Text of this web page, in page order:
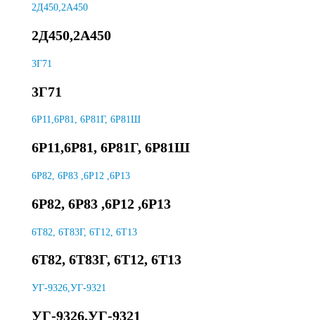
2Д450,2А450
2Д450,2А450
3Г71
3Г71
6Р11,6Р81, 6Р81Г, 6Р81Ш
6Р11,6Р81, 6Р81Г, 6Р81Ш
6Р82, 6Р83 ,6Р12 ,6Р13
6Р82, 6Р83 ,6Р12 ,6Р13
6T82, 6Т83Г, 6Т12, 6Т13
6T82, 6Т83Г, 6Т12, 6Т13
УГ-9326,УГ-9321
УГ-9326,УГ-9321